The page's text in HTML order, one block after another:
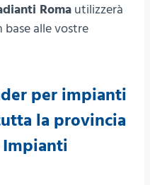
Roma utilizzerà
alle vostre
per impianti
la provincia
Impianti